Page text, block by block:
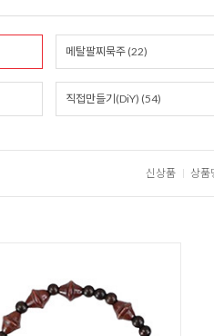
메탈팔찌묵주 (22)
직접만들기(DiY) (54)
신상품 상품